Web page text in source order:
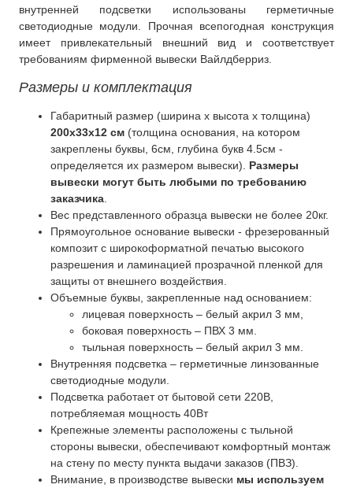
Контакты
внутренней подсветки использованы герметичные
светодиодные модули. Прочная всепогодная конструкция
имеет привлекательный внешний вид и соответствует
требованиям фирменной вывески Вайлдберриз.
Размеры и комплектация
Габаритный размер (ширина x высота x толщина)
200x33x12 см (толщина основания, на котором
закреплены буквы, 6см, глубина букв 4.5см -
определяется их размером вывески). Размеры
вывески могут быть любыми по требованию
заказчика
Вес представленного образца вывески не более 20кг.
Прямоугольное основание вывески - фрезерованный
композит с широкоформатной печатью высокого
разрешения и ламинацией прозрачной пленкой для
защиты от внешнего воздействия.
Объемные буквы, закрепленные над основанием:
лицевая поверхность – белый акрил 3 мм,
боковая поверхность – ПВХ 3 мм.
тыльная поверхность – белый акрил 3 мм.
Внутренняя подсветка – герметичные линзованные
светодиодные модули.
Подсветка работает от бытовой сети 220В,
потребляемая мощность 40Вт
Крепежные элементы расположены с тыльной
стороны вывески, обеспечивают комфортный монтаж
на стену по месту пункта выдачи заказов (ПВЗ).
Внимание, в производстве вывески мы используем